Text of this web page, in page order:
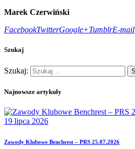
Marek Czerwiński
FacebookTwitterGoogle+TumblrE-mail
Szukaj
Szukaj:
Najnowsze artykuły
19 lipca 2026
Zawody Klubowe Benchrest – PRS 25.07.2026